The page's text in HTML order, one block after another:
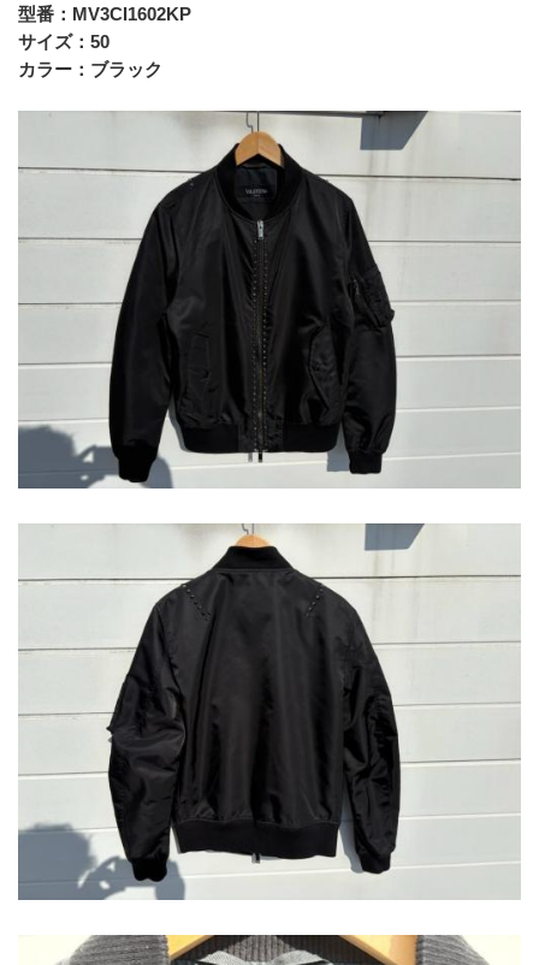
型番：MV3CI1602KP
サイズ：50
カラー：ブラック